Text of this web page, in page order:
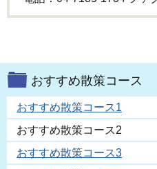
おすすめ散策コース
おすすめ散策コース1
おすすめ散策コース2
おすすめ散策コース3